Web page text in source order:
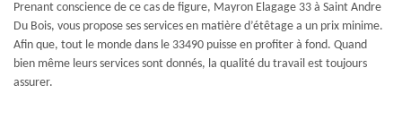
Prenant conscience de ce cas de figure, Mayron Elagage 33 à Saint Andre
Du Bois, vous propose ses services en matière d’étêtage a un prix minime.
Afin que, tout le monde dans le 33490 puisse en profiter à fond. Quand
bien même leurs services sont donnés, la qualité du travail est toujours
assurer.